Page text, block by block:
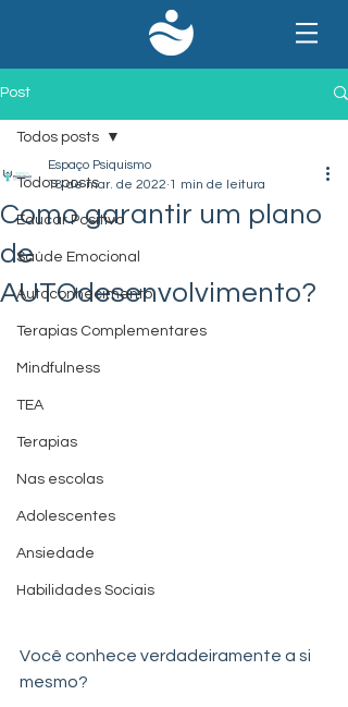
Post
Todos posts
Educar Positivo
Saúde Emocional
Autoconhecimento
Terapias Complementares
Mindfulness
TEA
Terapias
Nas escolas
Adolescentes
Ansiedade
Habilidades Sociais
Todos posts
Como garantir um plano
de
AUTOdesenvolvimento?
Espaço Psiquismo
18 de mar. de 2022 1 min de leitura
Você conhece verdadeiramente a si
mesmo?